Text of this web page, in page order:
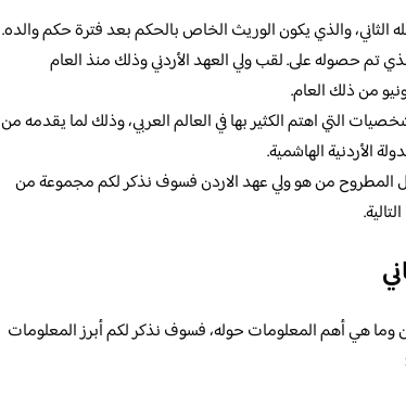
الثاني، والذي يكون الوريث الخاص بالحكم بعد فترة حكم والده.
تم حصوله على. لقب ولي العهد الأردني وذلك منذ العام
من ذلك العام.
التي اهتم الكثير بها في العالم العربي، وذلك لما يقدمه من
الأردنية الهاشمية.
المطروح من هو ولي عهد الاردن فسوف نذكر لكم مجموعة من
هي أهم المعلومات حوله، فسوف نذكر لكم أبرز المعلومات